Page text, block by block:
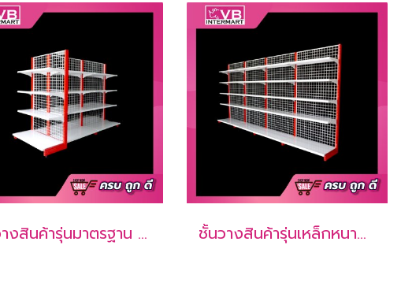
ชั้นวางสินค้ารุ่นมาตรฐาน 2 หน้า 4 ชั้นรวมฐาน 2 ช่อง (1 ชุดต้น + 1 ชุดต่อ) ชั้นวางสินค้ารุ่นเหล็กหนาพิเศษรับน้ำหนักได้ 50 ก.ก./ชั้น 1 หน้า 5 ชั้นรวมฐาน 4 ช่อง (1 ชุดต้น + 3 ชุดต่อ)